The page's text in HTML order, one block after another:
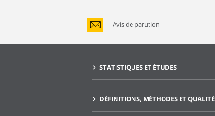
Avis de parution
STATISTIQUES ET ÉTUDES
DÉFINITIONS, MÉTHODES ET QUALITÉ